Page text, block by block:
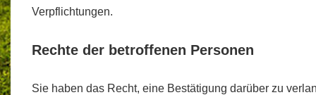
Verpflichtungen.
Rechte der betroffenen Personen
Sie haben das Recht, eine Bestätigung darüber zu